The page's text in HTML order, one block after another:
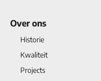
Over ons
Historie
Kwaliteit
Projects